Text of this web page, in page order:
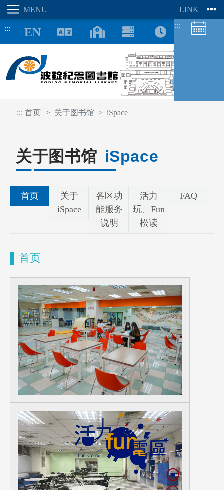
::: :::
::: 首页 关于图书馆 iSpace
关于图书馆 iSpace
首页
关于
iSpace
各区功
能服务
说明
活力
玩、Fun
松读
FAQ
首页